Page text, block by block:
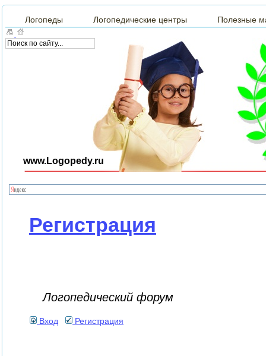
Логопеды Логопедические центры Полезные
www.Logopedy.ru
Регистрация
Логопедический форум
Вход Регистрация